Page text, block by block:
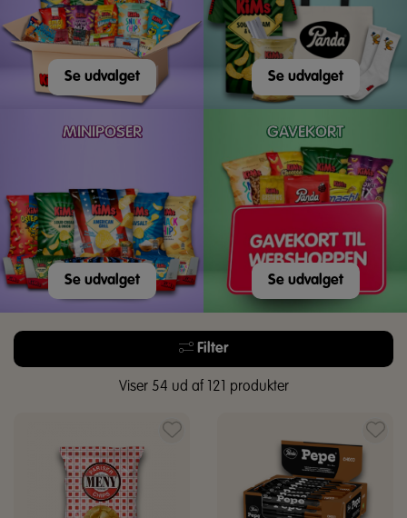
Se udvalget Se udvalget
MINIPOSER
Se udvalget
GAVEKORT
Se udvalget
Filter
Viser 54 ud af 121 produkter